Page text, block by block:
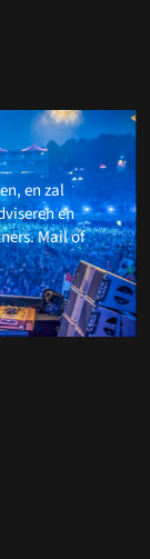
en zal
en
Mail of